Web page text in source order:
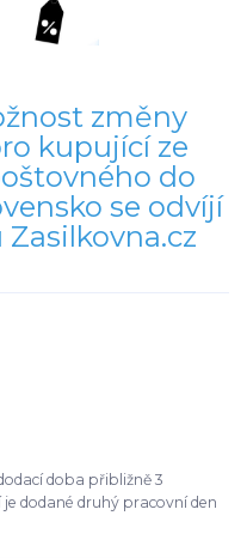
doba přibližně 3
dodané druhý pracovní den
změny
kupující ze
do
se odvíjí